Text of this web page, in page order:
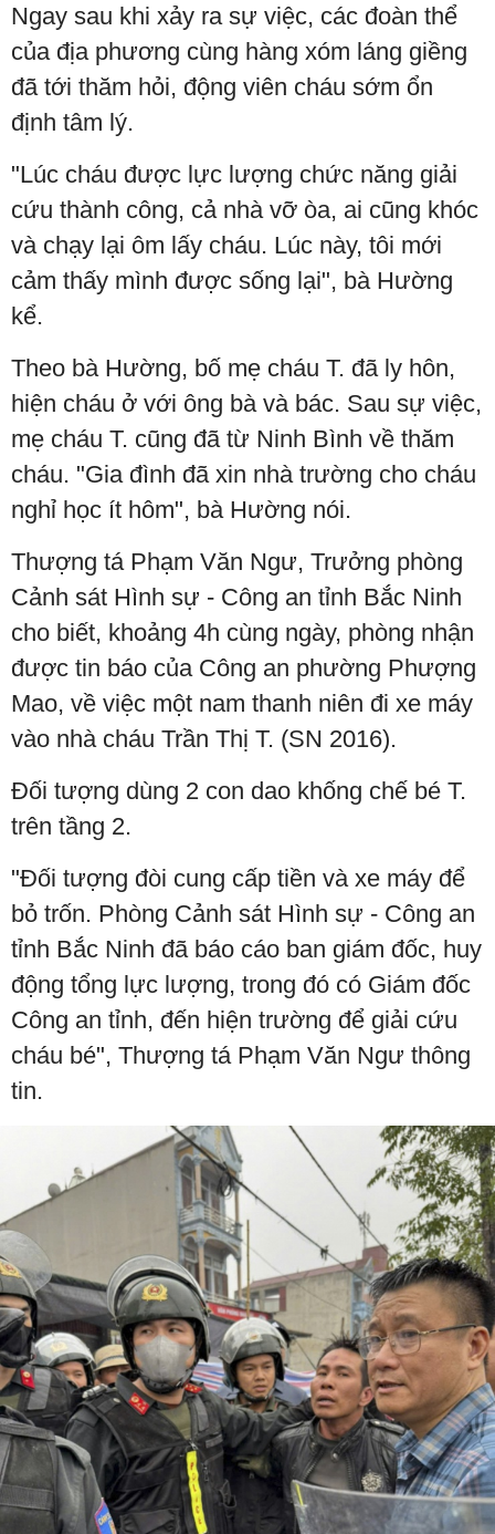
Ngay sau khi xảy ra sự việc, các đoàn thể
của địa phương cùng hàng xóm láng giềng
đã tới thăm hỏi, động viên cháu sớm ổn
định tâm lý.
"Lúc cháu được lực lượng chức năng giải
cứu thành công, cả nhà vỡ òa, ai cũng khóc
và chạy lại ôm lấy cháu. Lúc này, tôi mới
cảm thấy mình được sống lại", bà Hường
kể.
Theo bà Hường, bố mẹ cháu T. đã ly hôn,
hiện cháu ở với ông bà và bác. Sau sự việc,
mẹ cháu T. cũng đã từ Ninh Bình về thăm
cháu. "Gia đình đã xin nhà trường cho cháu
nghỉ học ít hôm", bà Hường nói.
Thượng tá Phạm Văn Ngư, Trưởng phòng
Cảnh sát Hình sự - Công an tỉnh Bắc Ninh
cho biết, khoảng 4h cùng ngày, phòng nhận
được tin báo của Công an phường Phượng
Mao, về việc một nam thanh niên đi xe máy
vào nhà cháu Trần Thị T. (SN 2016).
Đối tượng dùng 2 con dao khống chế bé T.
trên tầng 2.
"Đối tượng đòi cung cấp tiền và xe máy để
bỏ trốn. Phòng Cảnh sát Hình sự - Công an
tỉnh Bắc Ninh đã báo cáo ban giám đốc, huy
động tổng lực lượng, trong đó có Giám đốc
Công an tỉnh, đến hiện trường để giải cứu
cháu bé", Thượng tá Phạm Văn Ngư thông
tin.